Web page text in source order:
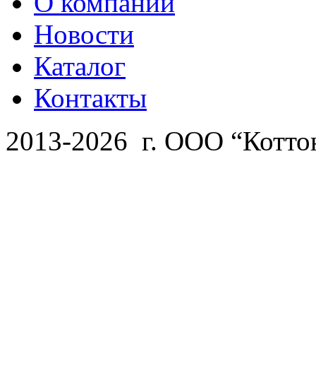
Новости
Каталог
Контакты
2013-2026 г. ООО